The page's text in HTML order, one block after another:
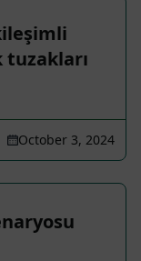
tuzakları
October 3, 2024